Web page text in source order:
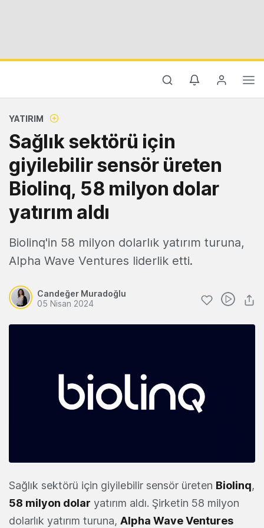
YATIRIM
Sağlık sektörü için
giyilebilir sensör üreten
Biolinq, 58 milyon dolar
yatırım aldı
Biolinq'in 58 milyon dolarlık yatırım turuna,
Alpha Wave Ventures liderlik etti.
Candeğer Muradoğlu
05 Nisan 2024
Sağlık sektörü için giyilebilir sensör üreten Biolinq,
58 milyon dolar yatırım aldı. Şirketin 58 milyon
dolarlık yatırım turuna, Alpha Wave Ventures